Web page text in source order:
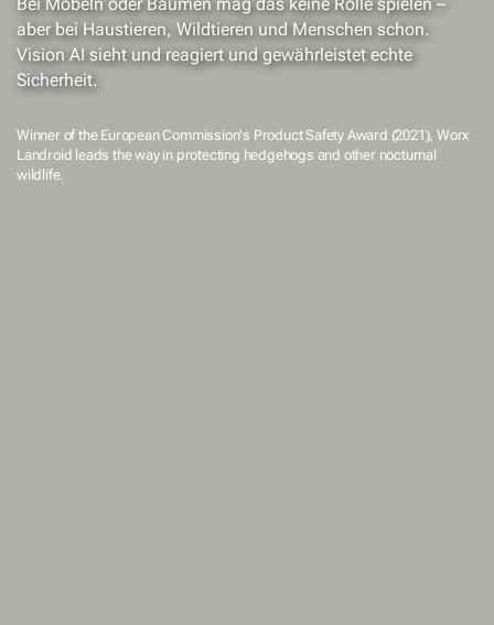
aber bei Haustieren, Wildtieren und Menschen schon.
Vision AI sieht und reagiert und gewährleistet echte
Sicherheit.
Winner of the European Commission's Product Safety Award (2021), Worx
Landroid leads the way in protecting hedgehogs and other nocturnal
wildlife.